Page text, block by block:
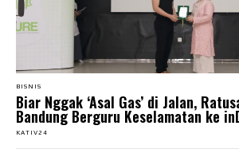
BISNIS
Biar Nggak ‘Asal Gas’ di Jalan,
Bandung Berguru Keselamatan ke
KATIV24